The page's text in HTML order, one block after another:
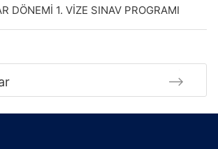
DÖNEMİ 1. VİZE SINAV PROGRAMI